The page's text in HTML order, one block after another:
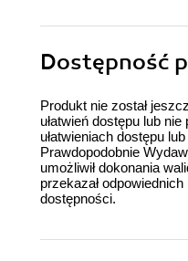
Dostępność
Produkt nie został
ułatwień dostępu lub
ułatwieniach dostępu
Prawdopodobnie
umożliwił dokonania
przekazał
dostępności.